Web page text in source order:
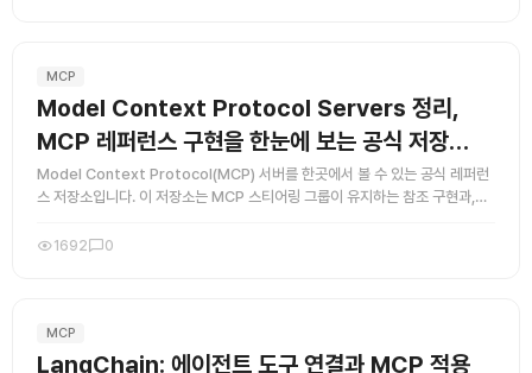
MCP
Model Context Protocol Servers 정리,
MCP 레퍼런스 구현을 한눈에 보는 공식 저장…
Model Context Protocol(MCP) 서버를 한곳에서 볼 수 있는 공식 레퍼런
스 저장소입니다. 이 저장소는 MCP 스티어링 그룹이 유지하는 참조 구현과,
1692 0
MCP
LangChain: 에이전트 도구 연결과 MCP 적용